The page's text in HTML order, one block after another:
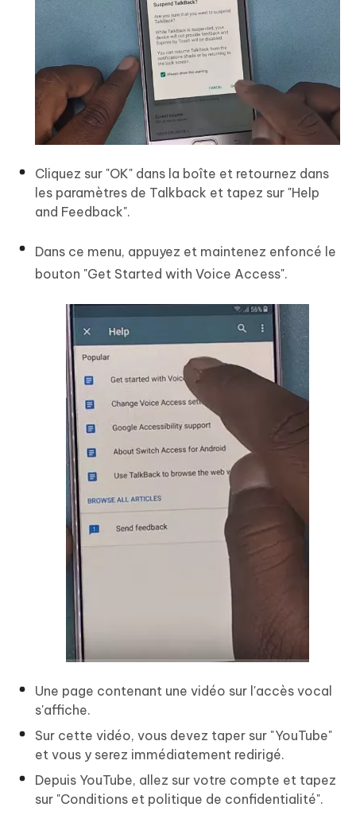
Cliquez sur "OK" dans la boîte et retournez dans
les paramètres de Talkback et tapez sur "Help
and Feedback".
Dans ce menu, appuyez et maintenez enfoncé le
bouton "Get Started with Voice Access".
Une page contenant une vidéo sur l'accès vocal
s'affiche.
Sur cette vidéo, vous devez taper sur "YouTube"
et vous y serez immédiatement redirigé.
Depuis YouTube, allez sur votre compte et tapez
sur "Conditions et politique de confidentialité".